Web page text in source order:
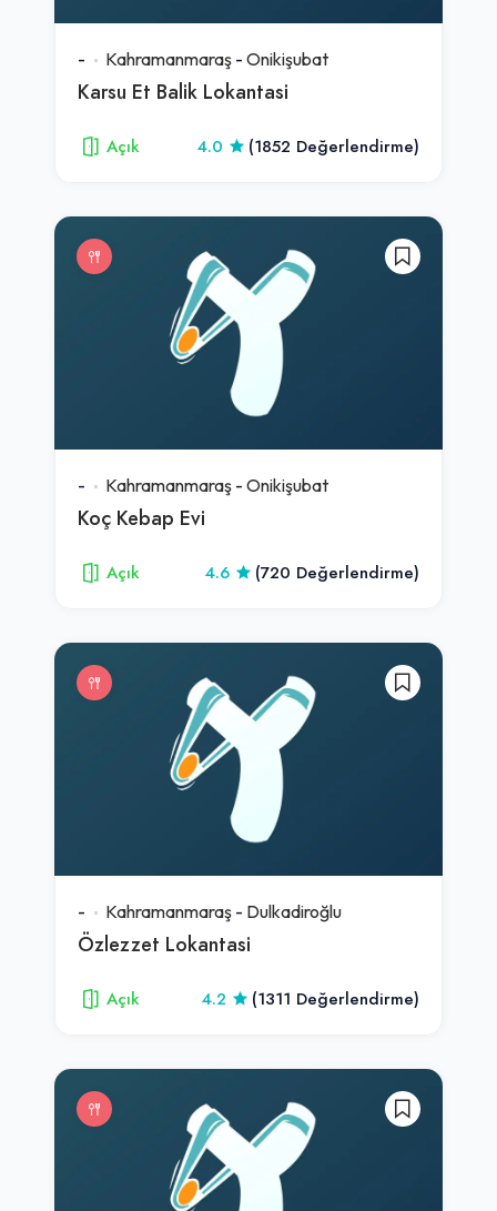
- Kahramanmaraş - Onikişubat
Karsu Et Balik Lokantasi
Açık 4.0 (1852 Değerlendirme)
- Kahramanmaraş - Onikişubat
Koç Kebap Evi
Açık 4.6 (720 Değerlendirme)
- Kahramanmaraş - Dulkadiroğlu
Özlezzet Lokantasi
Açık 4.2 (1311 Değerlendirme)